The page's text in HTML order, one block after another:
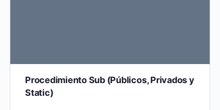
Procedimiento Sub (Públicos, Privados y
Static)